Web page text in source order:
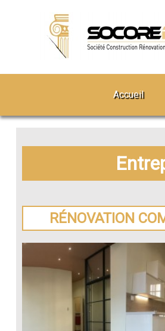
Accueil
RÉNOVATION